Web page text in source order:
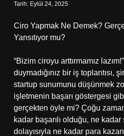
Tarih: Eylül 24, 2025
Ciro Yapmak Ne Demek?
Yansıtıyor mu?
“Bizim ciroyu arttırmamız
duymadığınız bir iş toplantısı,
startup sunumunu düşünmek
işletmenin başarı göstergesi
gerçekten öyle mi? Çoğu
kadar başarılı olduğu, ne kadar
dolayısıyla ne kadar para